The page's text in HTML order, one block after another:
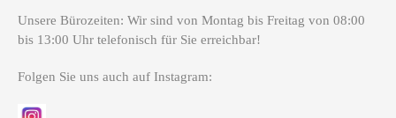
Unsere Bürozeiten: Wir sind von Montag bis Freitag von 08:00
bis 13:00 Uhr telefonisch für Sie erreichbar!
Folgen Sie uns auch auf Instagram: